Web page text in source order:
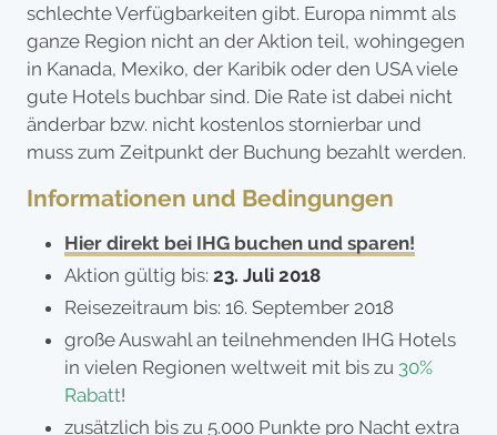
schlechte Verfügbarkeiten gibt. Europa nimmt als
ganze Region nicht an der Aktion teil, wohingegen
in Kanada, Mexiko, der Karibik oder den USA viele
gute Hotels buchbar sind. Die Rate ist dabei nicht
änderbar bzw. nicht kostenlos stornierbar und
muss zum Zeitpunkt der Buchung bezahlt werden.
Informationen und Bedingungen
Hier direkt bei IHG buchen und sparen!
Aktion gültig bis: 23. Juli 2018
Reisezeitraum bis: 16. September 2018
große Auswahl an teilnehmenden IHG Hotels
in vielen Regionen weltweit mit bis zu 30%
Rabatt!
zusätzlich bis zu 5.000 Punkte pro Nacht extra